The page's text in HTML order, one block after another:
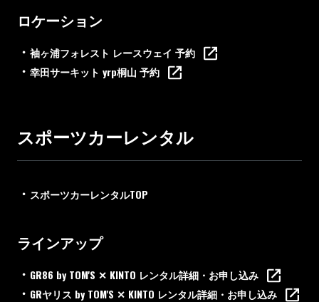
ロケーション
袖ヶ浦フォレスト レースウェイ 予約
幸田サーキット yrp桐山 予約
スポーツカーレンタル
スポーツカーレンタルTOP
ラインアップ
GR86 by TOM'S ✕ KINTO レンタル詳細・お申し込み
GRヤリス by TOM'S ✕ KINTO レンタル詳細・お申し込み